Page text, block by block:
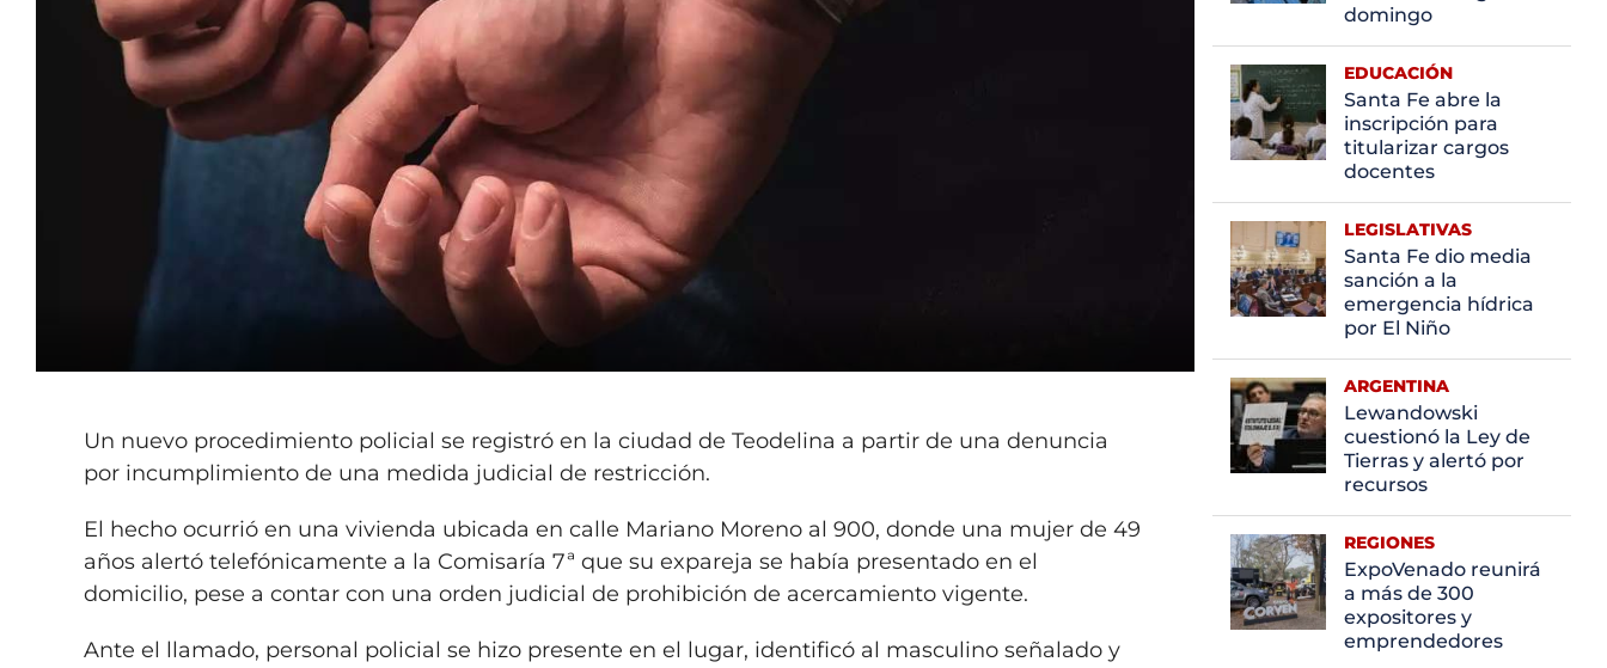
Un nuevo procedimiento policial se registró en la ciudad de Teodelina a partir de una denuncia
por incumplimiento de una medida judicial de restricción.
El hecho ocurrió en una vivienda ubicada en calle Mariano Moreno al 900, donde una mujer de 49
años alertó telefónicamente a la Comisaría 7ª que su expareja se había presentado en el
domicilio, pese a contar con una orden judicial de prohibición de acercamiento vigente.
Ante el llamado, personal policial se hizo presente en el lugar, identificó al masculino señalado y
domingo
EDUCACIÓN
Santa Fe abre la
inscripción para
titularizar cargos
docentes
LEGISLATIVAS
Santa Fe dio media
sanción a la
emergencia hídrica
por El Niño
ARGENTINA
Lewandowski
cuestionó la Ley de
Tierras y alertó por
recursos
REGIONES
ExpoVenado reunirá
a más de 300
expositores y
emprendedores